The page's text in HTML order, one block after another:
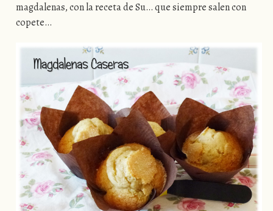
magdalenas, con la receta de Su… que siempre salen con
copete…